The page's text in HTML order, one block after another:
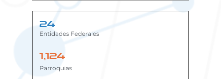
Entidades Federales
24
Parroquias
1,124